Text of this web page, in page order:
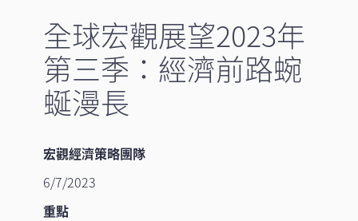
全球宏觀展望2023年
第三季：經濟前路蜿
蜒漫長
宏觀經濟策略團隊
6/7/2023
重點